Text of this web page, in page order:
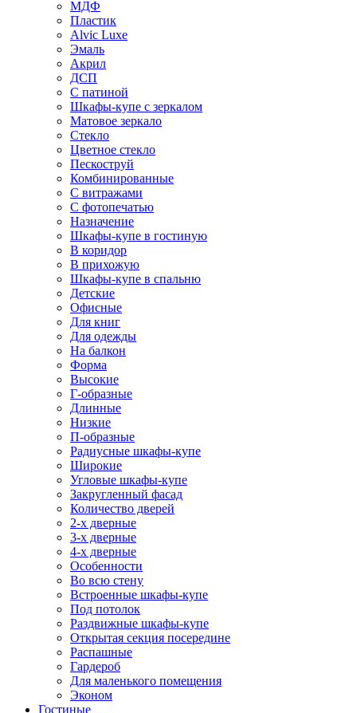
МДФ
Пластик
Alvic Luxe
Эмаль
Акрил
ДСП
С патиной
Шкафы-купе с зеркалом
Матовое зеркало
Стекло
Цветное стекло
Пескоструй
Комбинированные
С витражами
С фотопечатью
Назначение
Шкафы-купе в гостиную
В коридор
В прихожую
Шкафы-купе в спальню
Детские
Офисные
Для книг
Для одежды
На балкон
Форма
Высокие
Г-образные
Длинные
Низкие
П-образные
Радиусные шкафы-купе
Широкие
Угловые шкафы-купе
Закругленный фасад
Количество дверей
2-х дверные
3-х дверные
4-х дверные
Особенности
Во всю стену
Встроенные шкафы-купе
Под потолок
Раздвижные шкафы-купе
Открытая секция посередине
Распашные
Гардероб
Для маленького помещения
Эконом
Гостиные